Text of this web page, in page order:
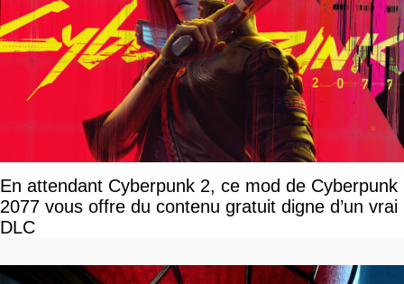
En attendant Cyberpunk 2, ce mod de Cyberpunk
2077 vous offre du contenu gratuit digne d’un vrai
DLC